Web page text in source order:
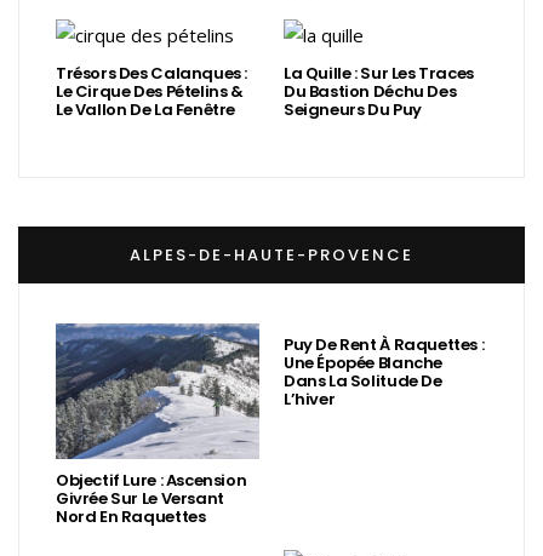
Trésors Des Calanques :
Le Cirque Des Pételins &
Le Vallon De La Fenêtre
La Quille : Sur Les Traces
Du Bastion Déchu Des
Seigneurs Du Puy
ALPES-DE-HAUTE-PROVENCE
Objectif Lure : Ascension
Givrée Sur Le Versant
Nord En Raquettes
Puy De Rent À Raquettes :
Une Épopée Blanche
Dans La Solitude De
L’hiver